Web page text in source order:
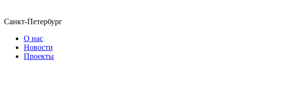
Санкт-Петербург
О нас
Новости
Проекты